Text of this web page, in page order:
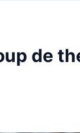
de